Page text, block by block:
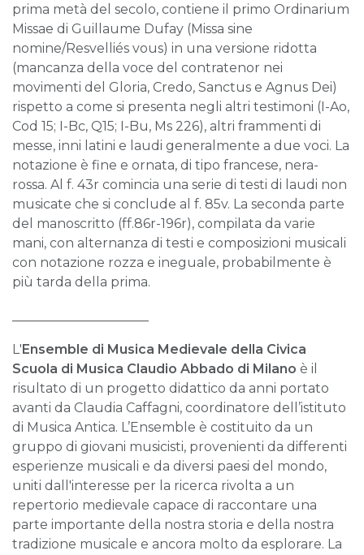
prima metà del secolo, contiene il primo Ordinarium
Missae di Guillaume Dufay (Missa sine
nomine/Resvelliés vous) in una versione ridotta
(mancanza della voce del contratenor nei
movimenti del Gloria, Credo, Sanctus e Agnus Dei)
rispetto a come si presenta negli altri testimoni (I-Ao,
Cod 15; I-Bc, Q15; I-Bu, Ms 226), altri frammenti di
messe, inni latini e laudi generalmente a due voci. La
notazione è fine e ornata, di tipo francese, nera-
rossa. Al f. 43r comincia una serie di testi di laudi non
musicate che si conclude al f. 85v. La seconda parte
del manoscritto (ff.86r-196r), compilata da varie
mani, con alternanza di testi e composizioni musicali
con notazione rozza e ineguale, probabilmente è
più tarda della prima.
L' Ensemble di Musica Medievale della Civica
Scuola di Musica Claudio Abbado di Milano è il
risultato di un progetto didattico da anni portato
avanti da Claudia Caffagni, coordinatore dell’istituto
di Musica Antica. L’Ensemble è costituito da un
gruppo di giovani musicisti, provenienti da differenti
esperienze musicali e da diversi paesi del mondo,
uniti dall'interesse per la ricerca rivolta a un
repertorio medievale capace di raccontare una
parte importante della nostra storia e della nostra
tradizione musicale e ancora molto da esplorare. La